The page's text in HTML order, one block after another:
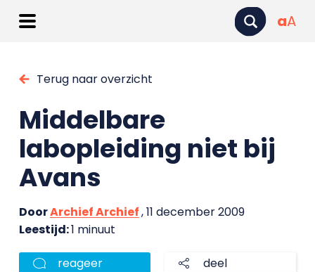
aA
Terug naar overzicht
Middelbare
labopleiding niet bij
Avans
DoorArchief Archief, 11 december 2009
Leestijd:1 minuut
reageer deel